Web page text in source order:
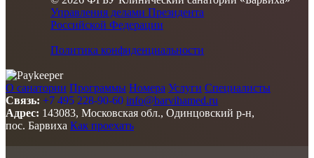
Управления делами Президента
Российской Федерации
Политика конфиденциальности
О санатории Программы Номера Услуги Специалисты
Связь: +7 495 228-90-60 info@barvihamed.ru
Адрес: 143083, Московская обл., Одинцовский р-н,
пос. Барвиха Как проехать